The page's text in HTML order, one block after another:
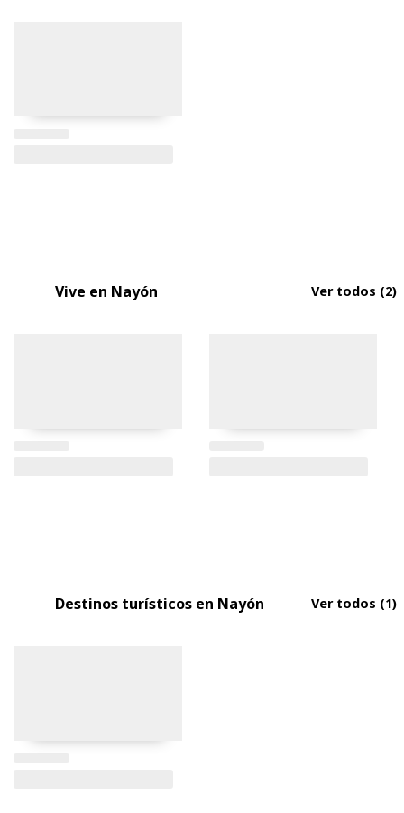
Vive en Nayón Ver todos (2)
Destinos turísticos en Nayón Ver todos (1)